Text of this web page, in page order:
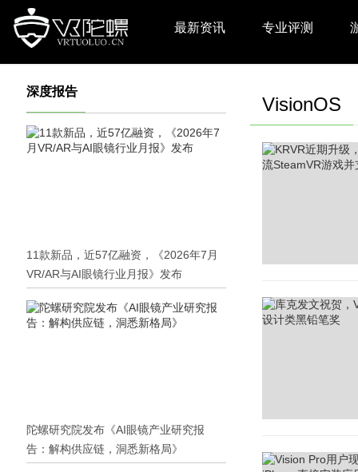
最新资讯 专业评测
深度报告
11款新品，近57亿融资，《2026年7月
VR/AR与AI眼镜行业月报》发布
陀螺研究院发布《AI眼镜产业研究报
告：解构供应链，洞悉新格局》
VisionOS